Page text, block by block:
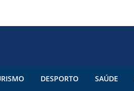
DESPORTO SAÚDE